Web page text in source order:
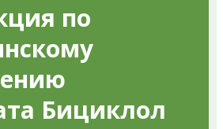
по
Бициклол